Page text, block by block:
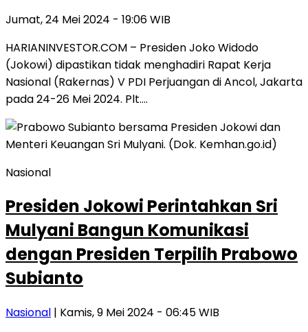
Jumat, 24 Mei 2024 - 19:06 WIB
HARIANINVESTOR.COM – Presiden Joko Widodo
(Jokowi) dipastikan tidak menghadiri Rapat Kerja
Nasional (Rakernas) V PDI Perjuangan di Ancol, Jakarta
pada 24-26 Mei 2024. Plt….
Nasional
Presiden Jokowi Perintahkan Sri
Mulyani Bangun Komunikasi
dengan Presiden Terpilih Prabowo
Subianto
Nasional | Kamis, 9 Mei 2024 - 06:45 WIB